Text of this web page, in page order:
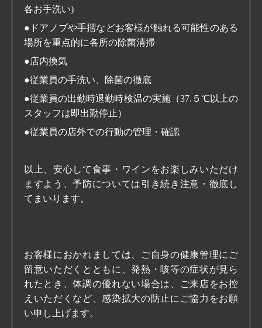
各お手洗い)
●ドアノブや手摺などお客様が触れる可能性のある
場所を重点的に各所の除菌清掃
●店内換気
●従業員の手洗い、除菌の徹底
●従業員の出勤時退勤時検温の実施（37.５℃以上の
スタッフは即出勤停止）
●従業員の店外での行動の管理・確認
以上、安心して食事・ワインをお楽しみいただけ
ますよう、予防については引き続き注意・徹底し
てまいります。
お客様におかれましては、ご自身の健康管理にご
留意いただくとともに、発熱・咳等の症状が見ら
れたとき、体調の優れない場合は、ご来店をお控
えいただくなど、感染拡大の防止にご協力をお願
い申し上げます。